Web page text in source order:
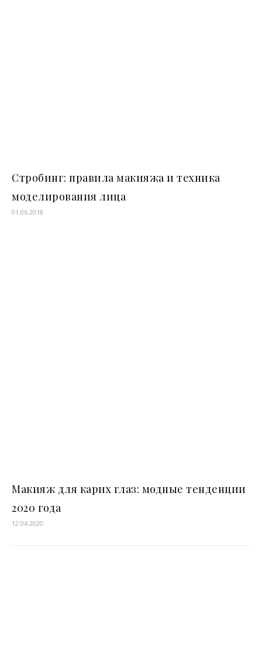
Стробинг: правила макияжа и техника
моделирования лица
01.06.2018
Макияж для карих глаз: модные тенденции
2020 года
12.04.2020